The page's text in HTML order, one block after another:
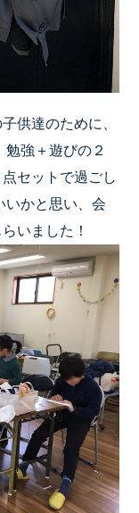
供達のために、
強＋遊びの２
セットで過ごし
いかと思い、会
らいました！